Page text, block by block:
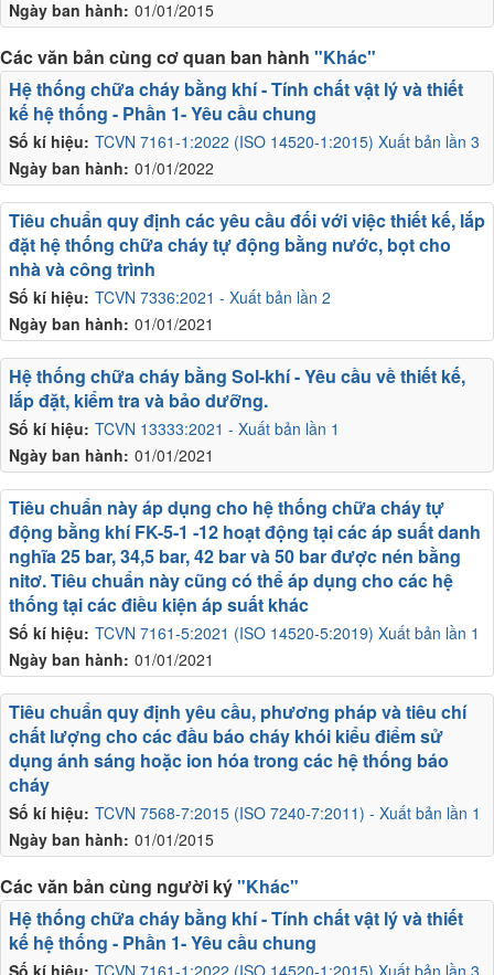
Ngày ban hành: 01/01/2015
Các văn bản cùng cơ quan ban hành "Khác"
Số kí hiệu: TCVN 7161-1:2022 (ISO 14520-1:2015) Xuất bản lần 3
Ngày ban hành: 01/01/2022
Hệ thống chữa cháy bằng khí - Tính chất vật lý và thiết
kế hệ thống - Phần 1- Yêu cầu chung
Số kí hiệu: TCVN 7336:2021 - Xuất bản lần 2
Ngày ban hành: 01/01/2021
Tiêu chuẩn quy định các yêu cầu đối với việc thiết kế, lắp
đặt hệ thống chữa cháy tự động bằng nước, bọt cho
nhà và công trình
Số kí hiệu: TCVN 13333:2021 - Xuất bản lần 1
Ngày ban hành: 01/01/2021
Hệ thống chữa cháy bằng Sol-khí - Yêu cầu về thiết kế,
lắp đặt, kiểm tra và bảo dưỡng.
Số kí hiệu: TCVN 7161-5:2021 (ISO 14520-5:2019) Xuất bản lần 1
Ngày ban hành: 01/01/2021
Tiêu chuẩn này áp dụng cho hệ thống chữa cháy tự
động bằng khí FK-5-1 -12 hoạt động tại các áp suất danh
nghĩa 25 bar, 34,5 bar, 42 bar và 50 bar được nén bằng
nitơ. Tiêu chuẩn này cũng có thể áp dụng cho các hệ
thống tại các điều kiện áp suất khác
Số kí hiệu: TCVN 7568-7:2015 (ISO 7240-7:2011) - Xuất bản lần 1
Ngày ban hành: 01/01/2015
Tiêu chuẩn quy định yêu cầu, phương pháp và tiêu chí
chất lượng cho các đầu báo cháy khói kiểu điểm sử
dụng ánh sáng hoặc ion hóa trong các hệ thống báo
cháy
Các văn bản cùng người ký"Khác"
Số kí hiệu: TCVN 7161-1:2022 (ISO 14520-1:2015) Xuất bản lần 3
Hệ thống chữa cháy bằng khí - Tính chất vật lý và thiết
kế hệ thống - Phần 1- Yêu cầu chung